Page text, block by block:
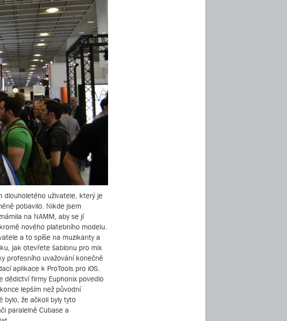
dlouholetého uživatele, který je
pobavilo. Nikde jsem
na NAMM, aby se jí
nového platebního modelu.
a to spíše na muzikanty a
jak otevřete šablonu pro mix
profesního uvažování konečně
aplikace k ProTools pro iOS.
dědictví firmy Euphonix povedlo
lepším než původní
bylo, že ačkoli byly tyto
paralelně Cubase a